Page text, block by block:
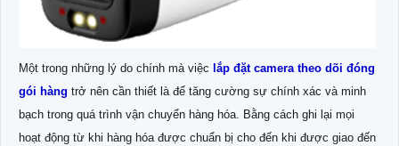
Một trong những lý do chính mà việc lắp đặt camera theo dõi đóng
gói hàng trở nên cần thiết là để tăng cường sự chính xác và minh
bạch trong quá trình vận chuyển hàng hóa. Bằng cách ghi lại mọi
hoạt động từ khi hàng hóa được chuẩn bị cho đến khi được giao đến